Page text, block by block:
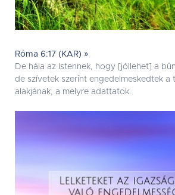
Róma 6:17 (KAR) »
De hála az Istennek, hogy [jóllehet] a
de szívetek szerint engedelmeskedtek a
alakjának, a melyre adattatok.